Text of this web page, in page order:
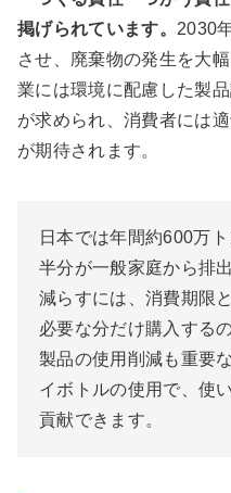
掲げられています。 2030
させ、廃棄物の発生を大
業には環境に配慮した製
が求められ、消費者には
が期待されます。
日本では年間約600万
半分が一般家庭から排
減らすには、消費期限
必要な分だけ購入する
製品の使用削減も重要
イボトルの使用で、使
貢献できます。